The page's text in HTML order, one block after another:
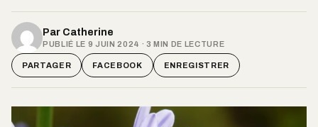
Par Catherine
PUBLIÉ LE 9 JUIN 2024 · 3 MIN DE LECTURE
PARTAGER FACEBOOK ENREGISTRER